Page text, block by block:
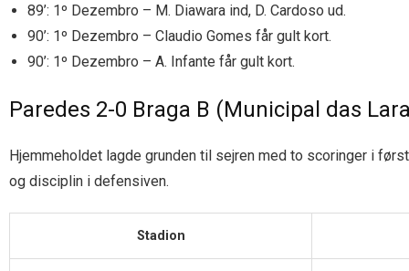
89’: 1º Dezembro – M. Diawara ind, D. Cardoso ud.
90’: 1º Dezembro – Claudio Gomes får gult kort.
90’: 1º Dezembro – A. Infante får gult kort.
Paredes 2-0 Braga B (Municipal das
Hjemmeholdet lagde grunden til sejren med to scoringer i
og disciplin i defensiven.
Stadion